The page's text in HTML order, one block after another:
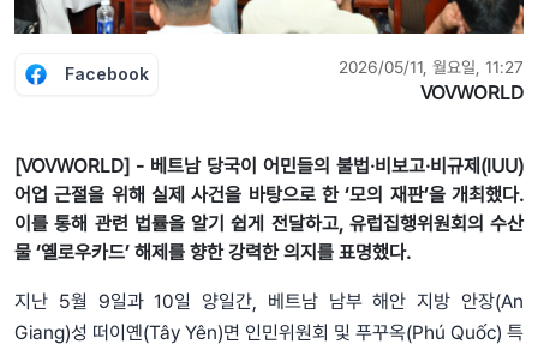
Facebook 2026/05/11, 월요일, 11:27
VOVWORLD
[VOVWORLD] - 베트남 당국이 어민들의 불법·비보고·비규제(IUU)
어업 근절을 위해 실제 사건을 바탕으로 한 ‘모의 재판’을 개최했다.
이를 통해 관련 법률을 알기 쉽게 전달하고, 유럽집행위원회의 수산
물 ‘옐로우카드’ 해제를 향한 강력한 의지를 표명했다.
지난 5월 9일과 10일 양일간, 베트남 남부 해안 지방 안장(An
Giang)성 떠이옌(Tây Yên)면 인민위원회 및 푸꾸옥(Phú Quốc) 특